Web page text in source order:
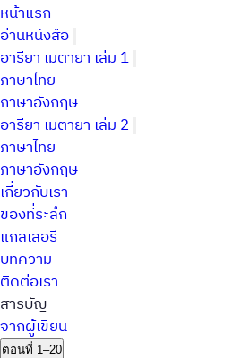
หน้าแรก
อ่านหนังสือ
อารียา เมตายา เล่ม 1
ภาษาไทย
ภาษาอังกฤษ
อารียา เมตายา เล่ม 2
ภาษาไทย
ภาษาอังกฤษ
เกี่ยวกับเรา
ของที่ระลึก
แกลเลอรี
บทความ
ติดต่อเรา
สารบัญ
จากผู้เขียน
ตอนที่ 1–20